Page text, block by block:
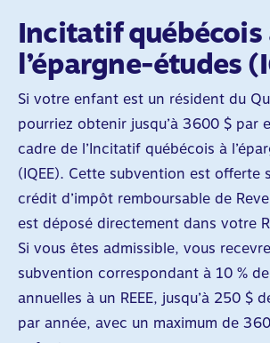
Incitatif québécois
l’épargne-études
Si votre enfant est un résident du
pourriez obtenir jusqu’à 3 600 $ par
cadre de l’Incitatif québécois à
(IQEE). Cette subvention est offerte
crédit d’impôt remboursable de
est déposé directement dans votre
Si vous êtes admissible, vous
subvention correspondant à 10 %
annuelles à un REEE, jusqu’à 250 $
par année, avec un maximum de 3